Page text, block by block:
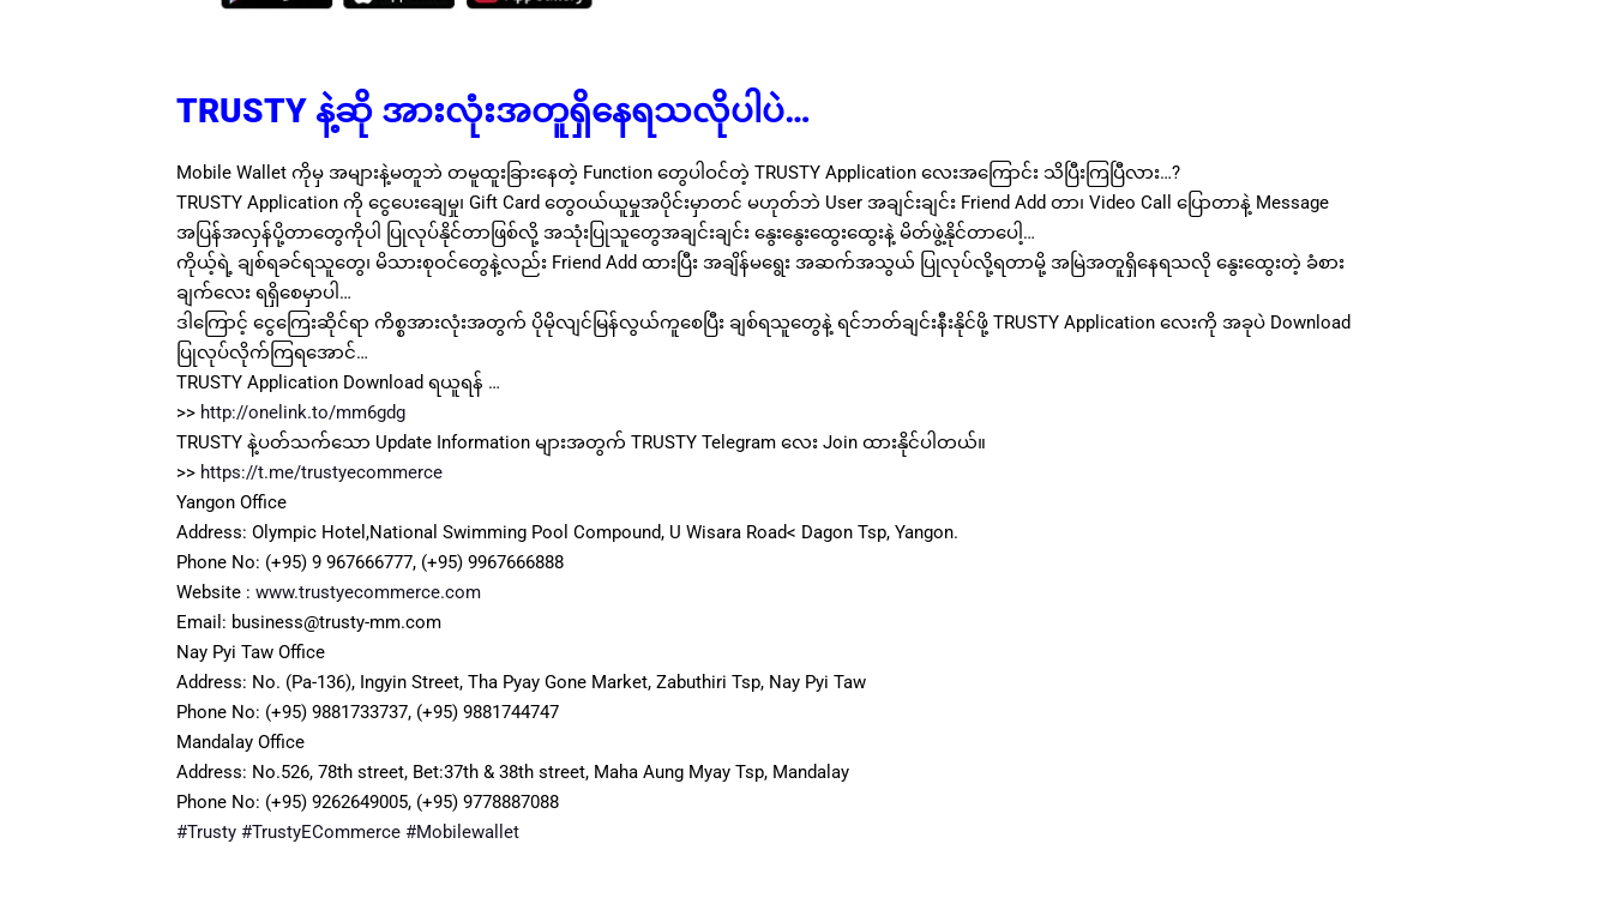
TRUSTY နဲ့ဆို အားလုံးအတူရှိနေရသလိုပါပဲ…
Mobile Wallet ကိုမှ အများနဲ့မတူဘဲ တမူထူးခြားနေတဲ့ Function တွေပါဝင်တဲ့ TRUSTY Application လေးအကြောင်း သိပြီးကြပြီလား…?
TRUSTY Application ကို ငွေပေးချေမှု၊ Gift Card တွေဝယ်ယူမှုအပိုင်းမှာတင် မဟုတ်ဘဲ User အချင်းချင်း Friend Add တာ၊ Video Call ပြောတာနဲ့ Message
အပြန်အလှန်ပို့တာတွေကိုပါ ပြုလုပ်နိုင်တာဖြစ်လို့ အသုံးပြုသူတွေအချင်းချင်း နွေးနွေးထွေးထွေးနဲ့ မိတ်ဖွဲ့နိုင်တာပေါ့…
ကိုယ့်ရဲ့ ချစ်ရခင်ရသူတွေ၊ မိသားစုဝင်တွေနဲ့လည်း Friend Add ထားပြီး အချိန်မရွေး အဆက်အသွယ် ပြုလုပ်လို့ရတာမို့ အမြဲအတူရှိနေရသလို နွေးထွေးတဲ့ ခံစား
ချက်လေး ရရှိစေမှာပါ…
ဒါကြောင့် ငွေကြေးဆိုင်ရာ ကိစ္စအားလုံးအတွက် ပိုမိုလျင်မြန်လွယ်ကူစေပြီး ချစ်ရသူတွေနဲ့ ရင်ဘတ်ချင်းနီးနိုင်ဖို့ TRUSTY Application လေးကို အခုပဲ Download
ပြုလုပ်လိုက်ကြရအောင်…
TRUSTY Application Download ရယူရန် …
>> http://onelink.to/mm6gdg
TRUSTY နဲ့ပတ်သက်သော Update Information များအတွက် TRUSTY Telegram လေး Join ထားနိုင်ပါတယ်။
>> https://t.me/trustyecommerce
Yangon Office
Address: Olympic Hotel,National Swimming Pool Compound, U Wisara Road< Dagon Tsp, Yangon.
Phone No: (+95) 9 967666777, (+95) 9967666888
Website : www.trustyecommerce.com
Email: business@trusty-mm.com
Nay Pyi Taw Office
Address: No. (Pa-136), Ingyin Street, Tha Pyay Gone Market, Zabuthiri Tsp, Nay Pyi Taw
Phone No: (+95) 9881733737, (+95) 9881744747
Mandalay Office
Address: No.526, 78th street, Bet:37th & 38th street, Maha Aung Myay Tsp, Mandalay
Phone No: (+95) 9262649005, (+95) 9778887088
#Trusty #TrustyECommerce #Mobilewallet